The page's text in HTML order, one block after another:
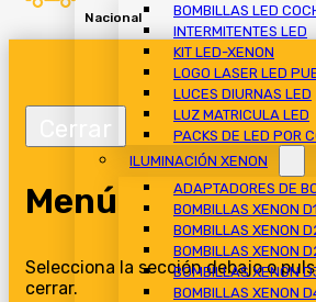
BOMBILLAS LED
INTERMITENTES LED
KIT LED-XENON
LOGO LASER LED
LUCES DIURNAS LED
LUZ MATRICULA LED
PACKS DE LED POR
ILUMINACIÓN XENON
ADAPTADORES DE
BOMBILLAS XENON
BOMBILLAS XENON
BOMBILLAS XENON
BOMBILLAS XENON
BOMBILLAS XENON
Nacional
Menú
Selecciona la sección debajo o
cerrar.